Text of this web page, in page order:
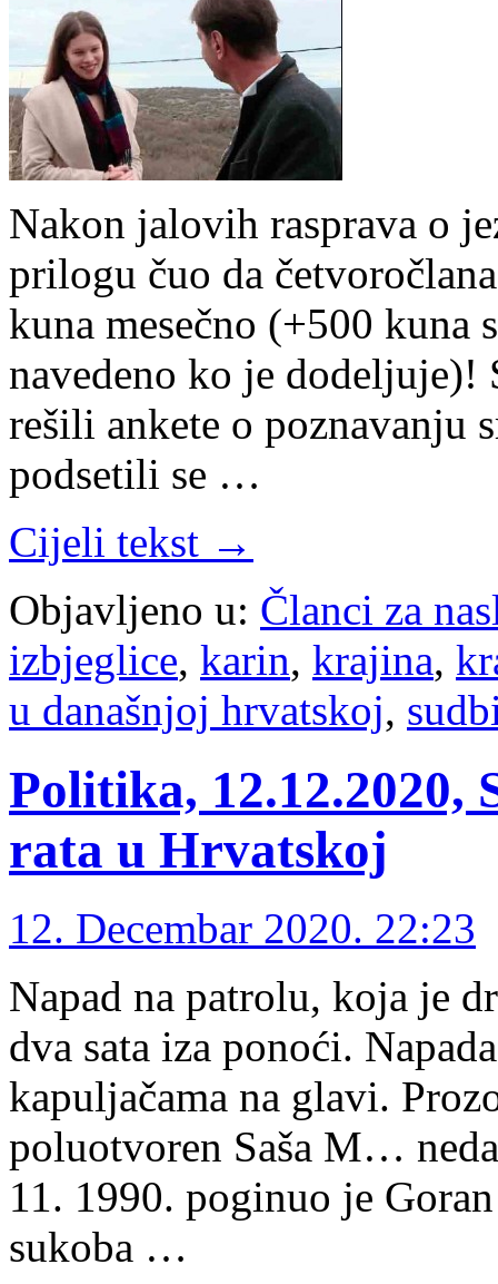
Nakon jalovih rasprava o
prilogu čuo da
kuna mesečno (+500 kuna
navedeno ko je dodeljuje)!
rešili ankete o poznavanju
podsetili se …
Cijeli tekst →
Objavljeno u: Članci za
izbjeglice, karin, krajina,
u današnjoj hrvatskoj,
Politika, 12.12.2020,
rata u Hrvatskoj
12. Decembar 2020. 22:23
Napad na patrolu, koja je
dva sata iza ponoći.
kapuljačama na glavi.
poluotvoren Saša M…
11. 1990. poginuo je
sukoba …